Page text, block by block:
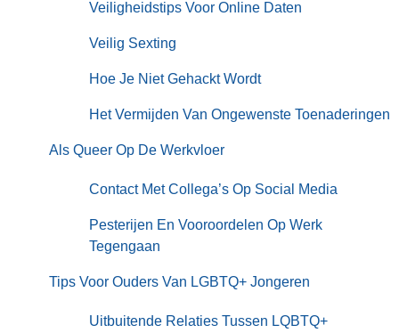
Veiligheidstips Voor Online Daten
Veilig Sexting
Hoe Je Niet Gehackt Wordt
Het Vermijden Van Ongewenste Toenaderingen
Als Queer Op De Werkvloer
Contact Met Collega’s Op Social Media
Pesterijen En Vooroordelen Op Werk
Tegengaan
Tips Voor Ouders Van LGBTQ+ Jongeren
Uitbuitende Relaties Tussen LQBTQ+